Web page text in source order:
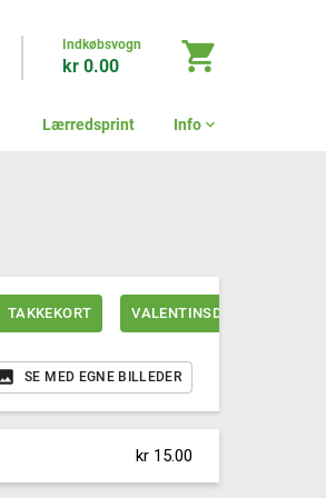
Indkøbsvogn
kr 0.00 shopping_cart
Lærredsprint Info expand_more
TAKKEKORT VALENTINSDAG
SE MED EGNE BILLEDER
kr 15.00